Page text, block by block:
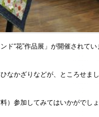
ド“花”作品展」が開催されて
なかざりなどが、ところせま
）参加してみてはいかがでしょ